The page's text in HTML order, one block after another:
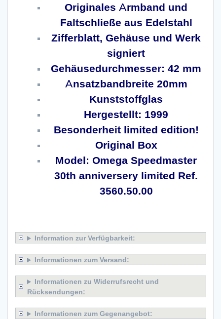
Originales Armband und
Faltschließe aus Edelstahl
Zifferblatt, Gehäuse und Werk
signiert
Gehäusedurchmesser: 42 mm
Ansatzbandbreite 20mm
Kunststoffglas
Hergestellt: 1999
Besonderheit limited edition!
Original Box
Model: Omega Speedmaster
30th anniversery limited Ref.
3560.50.00
Information zur Verfügbarkeit:
Informationen zum Versand:
Informationen zu Widerrufsrecht und
Rücksendungen:
Informationen zum Gegenangebot: